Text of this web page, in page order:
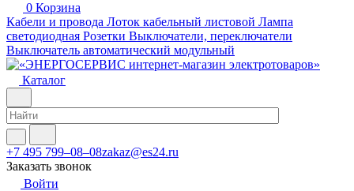
0 Корзина
Кабели и провода Лоток кабельный листовой Лампа
светодиодная Розетки Выключатели, переключатели
Выключатель автоматический модульный
Каталог
+7 495 799–08–08zakaz@es24.ru
Заказать звонок
Войти